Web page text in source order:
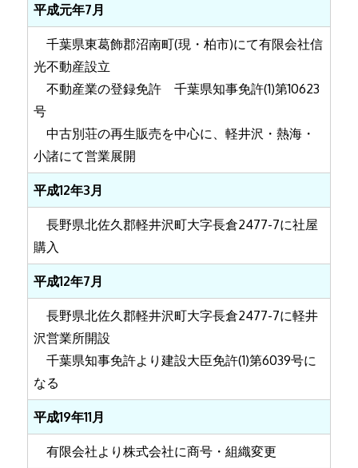
平成元年7月
千葉県東葛飾郡沼南町(現・柏市)にて有限会社信
光不動産設立
不動産業の登録免許 千葉県知事免許(1)第10623
号
中古別荘の再生販売を中心に、軽井沢・熱海・
小諸にて営業展開
平成12年3月
長野県北佐久郡軽井沢町大字長倉2477-7に社屋
購入
平成12年7月
長野県北佐久郡軽井沢町大字長倉2477-7に軽井
沢営業所開設
千葉県知事免許より建設大臣免許(1)第6039号に
なる
平成19年11月
有限会社より株式会社に商号・組織変更